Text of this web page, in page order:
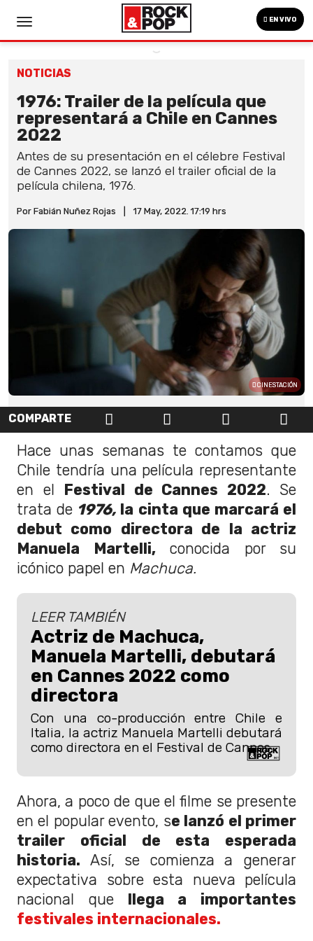
EN VIVO
NOTICIAS
1976: Trailer de la película que
representará a Chile en Cannes
2022
Antes de su presentación en el célebre Festival
de Cannes 2022, se lanzó el trailer oficial de la
película chilena, 1976.
Por Fabián Nuñez Rojas 17 May, 2022. 17:19 hrs
CINESTACIÓN
COMPARTE
Hace unas semanas te contamos que
Chile tendría una película representante
en el Festival de Cannes 2022. Se
trata de 1976, la cinta que marcará el
debut como directora de la actriz
Manuela Martelli,conocida por su
icónico papel en Machuca.
LEER TAMBIÉN
Actriz de Machuca,
Manuela Martelli, debutará
en Cannes 2022 como
directora
Con una co-producción entre Chile e
Italia, la actriz Manuela Martelli debutará
como directora en el Festival de Cannes.
Ahora, a poco de que el filme se presente
en el popular evento, se lanzó el primer
trailer oficial de esta esperada
historia. Así, se comienza a generar
expectativa sobre esta nueva película
nacional quellega a importantes
festivales internacionales.